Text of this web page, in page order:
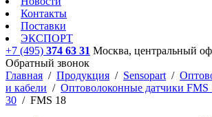
Контакты
Поставки
ЭКСПОРТ
+7 (495) 374 63 31 Москва, центральный
Обратный звонок
Главная / Продукция / Sensopart /
и кабели / Оптоволоконные датчики FMS
30 / FMS 18